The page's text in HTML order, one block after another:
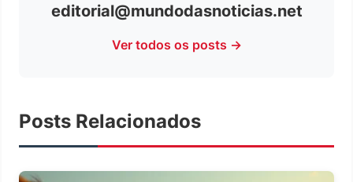
editorial@mundodasnoticias.net
Ver todos os posts →
Posts Relacionados